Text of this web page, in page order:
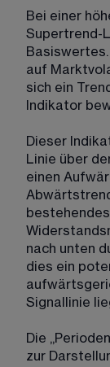
Bei einer
Supertrend-
auf
sich ein
Indikator
Dieser
Linie über
einen
nach unten
dies ein
Signallinie
Die
zur